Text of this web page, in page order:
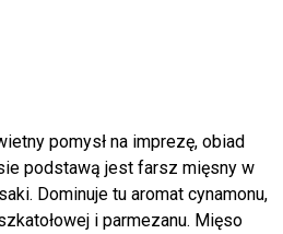
pomysł na imprezę, obiad
podstawą jest farsz mięsny w
Dominuje tu aromat cynamonu,
i parmezanu. Mięso